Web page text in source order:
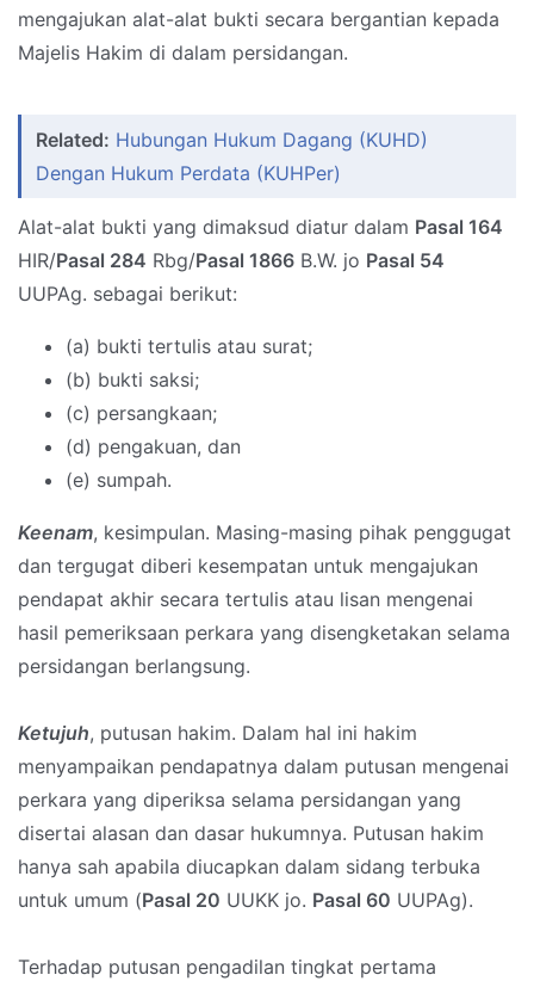
mengajukan alat-alat bukti secara bergantian kepada
Majelis Hakim di dalam persidangan.
Related: Hubungan Hukum Dagang (KUHD)
Dengan Hukum Perdata (KUHPer)
Alat-alat bukti yang dimaksud diatur dalam Pasal 164
HIR/Pasal 284 Rbg/Pasal 1866 B.W. jo Pasal 54
UUPAg. sebagai berikut:
(a) bukti tertulis atau surat;
(b) bukti saksi;
(c) persangkaan;
(d) pengakuan, dan
(e) sumpah.
Keenam, kesimpulan. Masing-masing pihak penggugat
dan tergugat diberi kesempatan untuk mengajukan
pendapat akhir secara tertulis atau lisan mengenai
hasil pemeriksaan perkara yang disengketakan selama
persidangan berlangsung.
Ketujuh, putusan hakim. Dalam hal ini hakim
menyampaikan pendapatnya dalam putusan mengenai
perkara yang diperiksa selama persidangan yang
disertai alasan dan dasar hukumnya. Putusan hakim
hanya sah apabila diucapkan dalam sidang terbuka
untuk umum (Pasal 20 UUKK jo. Pasal 60 UUPAg).
Terhadap putusan pengadilan tingkat pertama